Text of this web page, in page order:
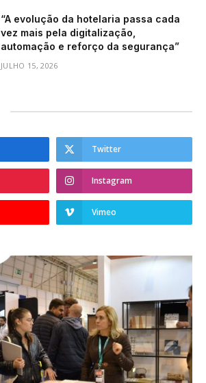
“A evolução da hotelaria passa cada
vez mais pela digitalização,
automação e reforço da segurança”
JULHO 15, 2026
Twitter
Instagram
Vimeo